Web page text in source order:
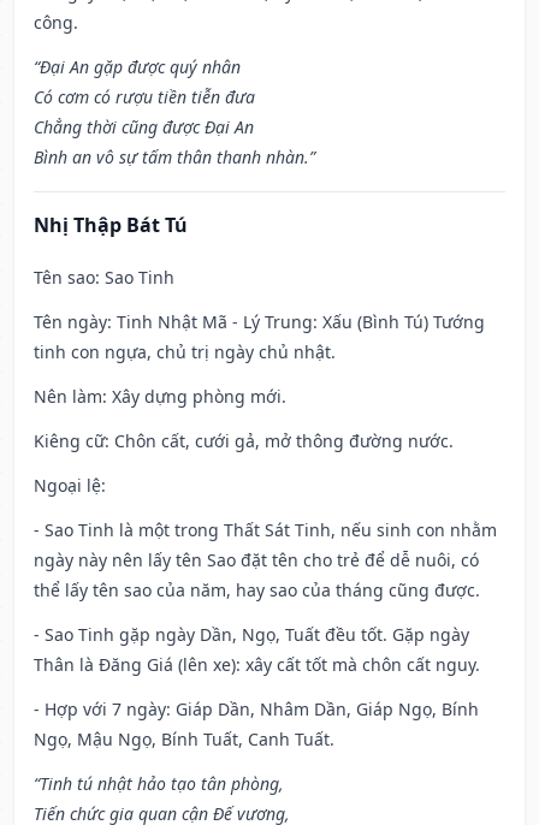
công.
“Đại An gặp được quý nhân
Có cơm có rượu tiền tiễn đưa
Chẳng thời cũng được Đại An
Bình an vô sự tấm thân thanh nhàn.”
Nhị Thập Bát Tú
Tên sao: Sao Tinh
Tên ngày: Tinh Nhật Mã - Lý Trung: Xấu (Bình Tú) Tướng
tinh con ngựa, chủ trị ngày chủ nhật.
Nên làm: Xây dựng phòng mới.
Kiêng cữ: Chôn cất, cưới gả, mở thông đường nước.
Ngoại lệ:
- Sao Tinh là một trong Thất Sát Tinh, nếu sinh con nhằm
ngày này nên lấy tên Sao đặt tên cho trẻ để dễ nuôi, có
thể lấy tên sao của năm, hay sao của tháng cũng được.
- Sao Tinh gặp ngày Dần, Ngọ, Tuất đều tốt. Gặp ngày
Thân là Đăng Giá (lên xe): xây cất tốt mà chôn cất nguy.
- Hợp với 7 ngày: Giáp Dần, Nhâm Dần, Giáp Ngọ, Bính
Ngọ, Mậu Ngọ, Bính Tuất, Canh Tuất.
“Tinh tú nhật hảo tạo tân phòng,
Tiến chức gia quan cận Đế vương,